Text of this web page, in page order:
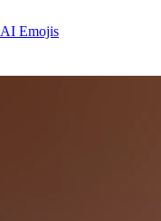
AI Emojis